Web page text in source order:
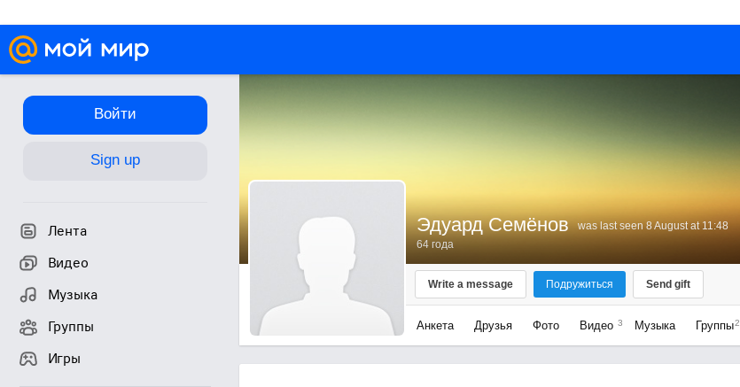
Войти
Sign up
Лента
Видео
Музыка
Группы
Игры
Эдуард Семёнов
was last seen 8 August at 11:48
64 года
Write a message Подружиться Send gift
Анкета Друзья Фото Видео 3 Музыка Группы2